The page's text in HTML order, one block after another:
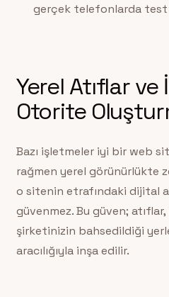
gerçek telefonlarda test
Yerel Atıflar
Otorite
Bazı işletmeler iyi bir web
rağmen yerel görünürlükte
o sitenin etrafındaki dijital
güvenmez. Bu güven;
şirketinizin bahsedildiği
aracılığıyla inşa edilir.